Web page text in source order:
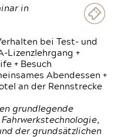
in
bei Test- und
Lizenzlehrgang +
+ Besuch
Abendessen +
an der Rennstrecke
grundlegende
der grundsätzlichen